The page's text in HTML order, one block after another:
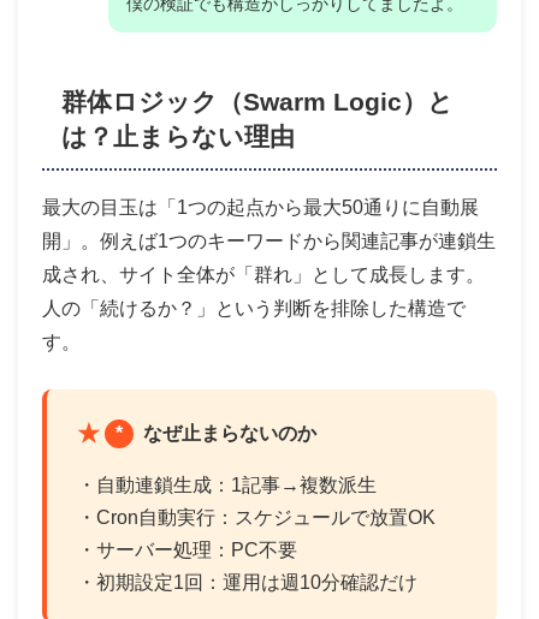
群体ロジック（Swarm Logic）と
は？止まらない理由
最大の目玉は「1つの起点から最大50通りに自動展
開」。例えば1つのキーワードから関連記事が連鎖生
成され、サイト全体が「群れ」として成長します。
人の「続けるか？」という判断を排除した構造で
す。
* なぜ止まらないのか
・自動連鎖生成：1記事→複数派生
・Cron自動実行：スケジュールで放置OK
・サーバー処理：PC不要
・初期設定1回：運用は週10分確認だけ